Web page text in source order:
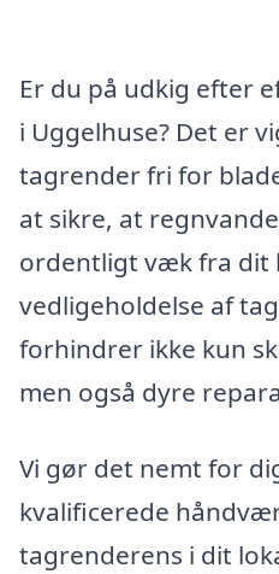
Er du på udkig efter
i Uggelhuse? Det er
tagrender fri for
at sikre, at
ordentligt væk fra dit
vedligeholdelse af
forhindrer ikke kun
men også dyre
Vi gør det nemt for
kvalificerede
tagrenderens i dit